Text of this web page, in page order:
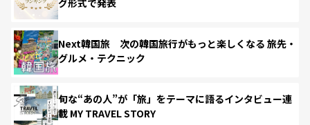
Next韓国旅 次の韓国旅行がもっと楽しくなる 旅先・
グルメ・テクニック
旬な“あの人”が「旅」をテーマに語るインタビュー連
載 MY TRAVEL STORY